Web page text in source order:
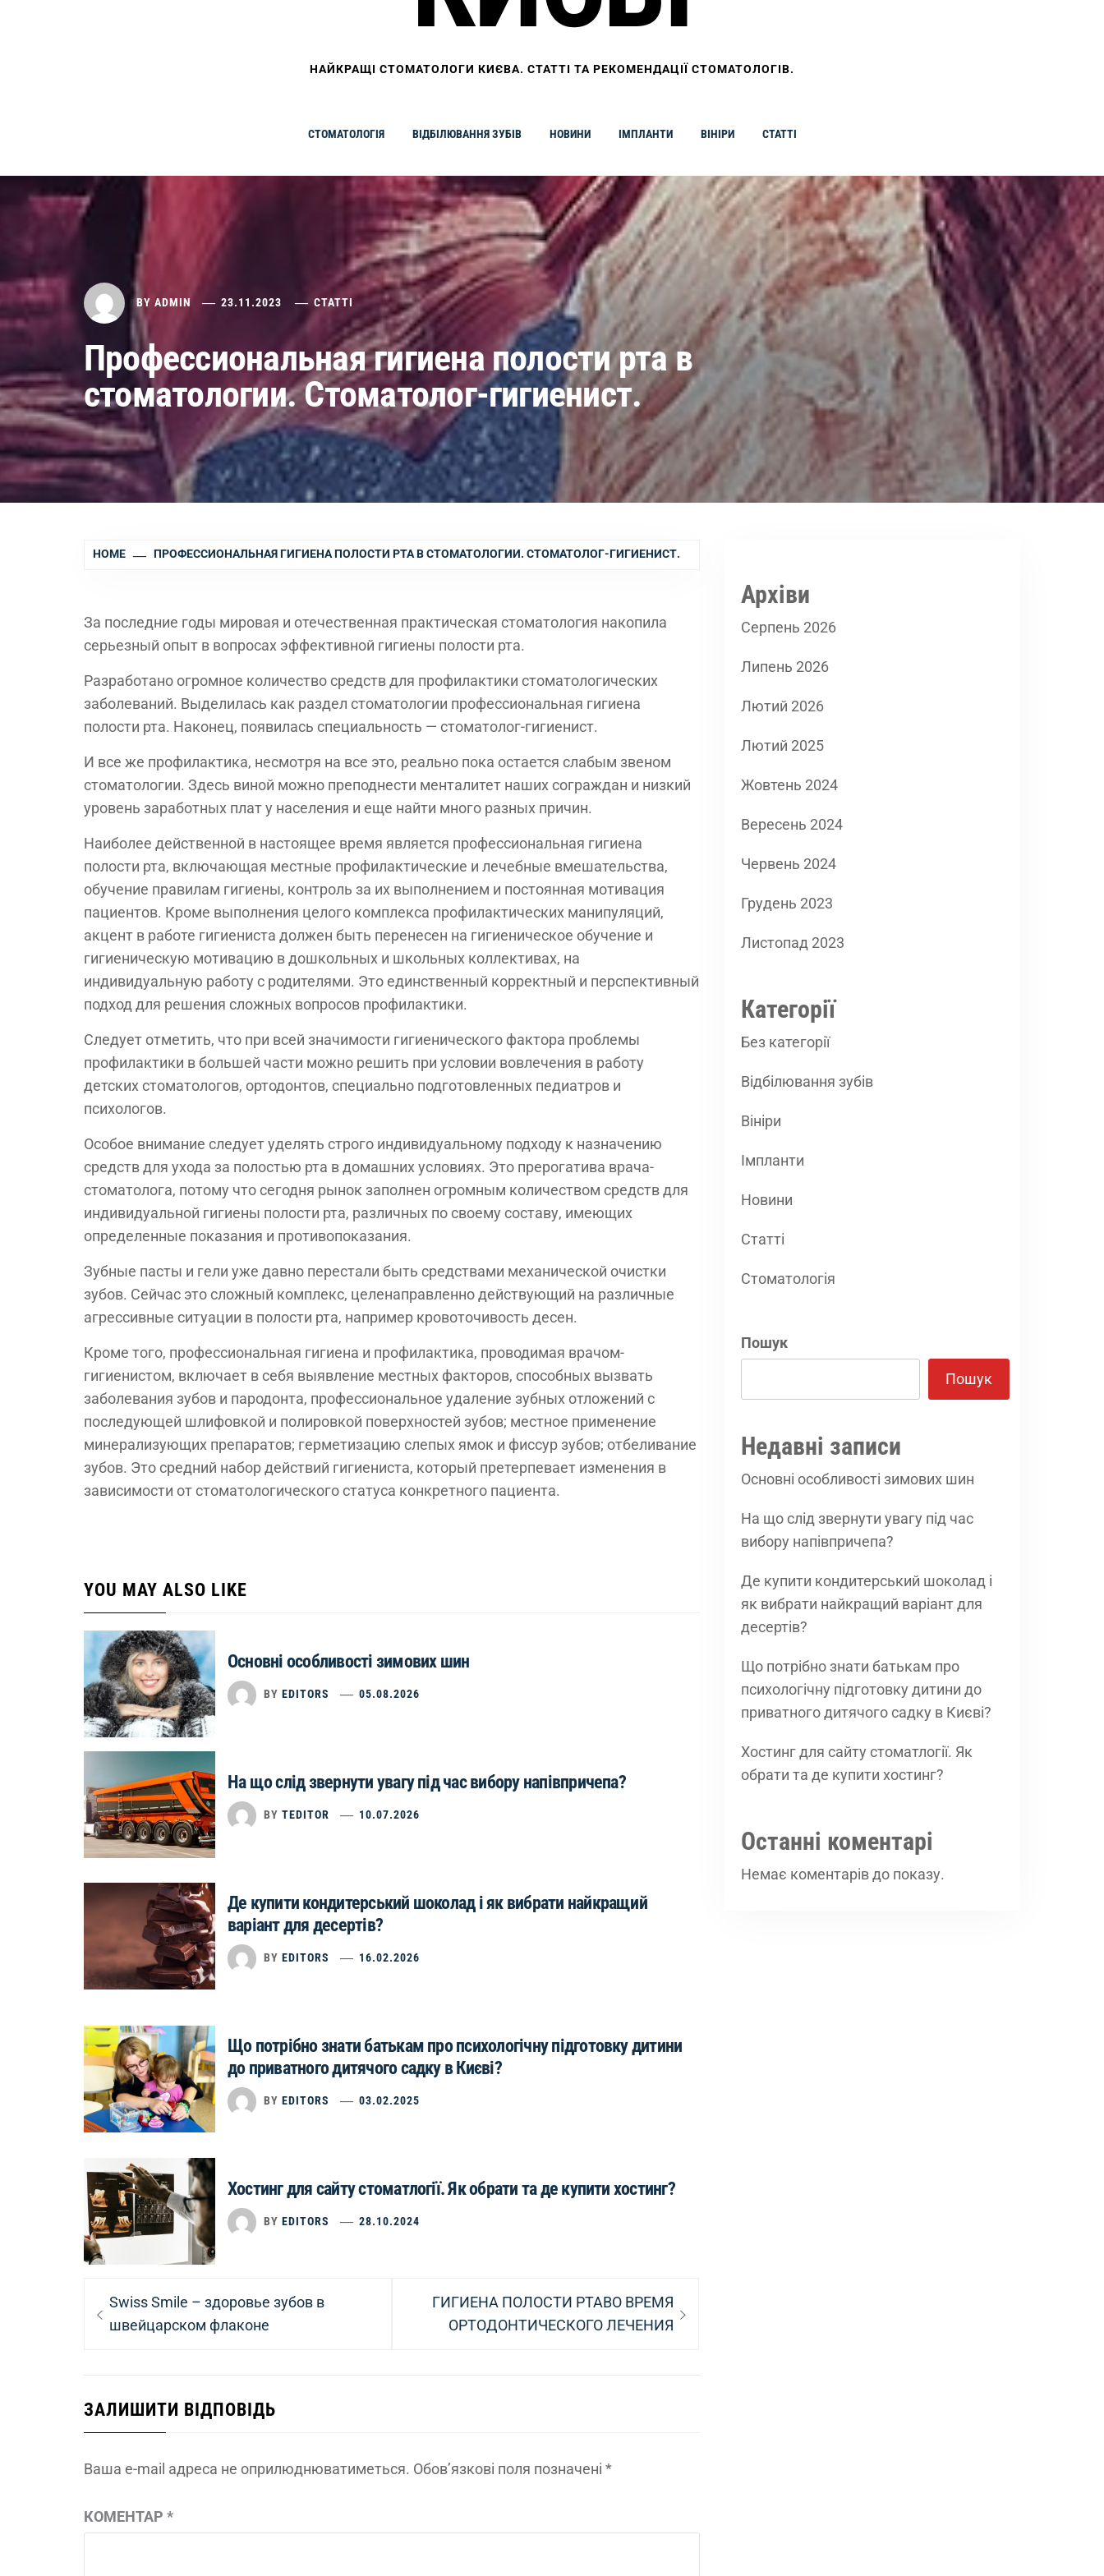
НАЙКРАЩІ СТОМАТОЛОГИ КИЄВА. СТАТТІ ТА РЕКОМЕНДАЦІЇ СТОМАТОЛОГІВ.
СТОМАТОЛОГІЯ ВІДБІЛЮВАННЯ ЗУБІВ НОВИНИ ІМПЛАНТИ ВІНІРИ СТАТТІ
BY ADMIN 23.11.2023 СТАТТІ
Профессиональная гигиена полости рта в
стоматологии. Стоматолог-гигиенист.
HOME ПРОФЕССИОНАЛЬНАЯ ГИГИЕНА ПОЛОСТИ РТА В СТОМАТОЛОГИИ. СТОМАТОЛОГ-ГИГИЕНИСТ.
За последние годы мировая и отечественная практическая стоматология накопила
серьезный опыт в вопросах эффективной гигиены полости рта.
Разработано огромное количество средств для профилактики стоматологических
заболеваний. Выделилась как раздел стоматологии профессиональная гигиена
полости рта. Наконец, появилась специальность — стоматолог-гигиенист.
И все же профилактика, несмотря на все это, реально пока остается слабым звеном
стоматологии. Здесь виной можно преподнести менталитет наших сограждан и низкий
уровень заработных плат у населения и еще найти много разных причин.
Наиболее действенной в настоящее время является профессиональная гигиена
полости рта, включающая местные профилактические и лечебные вмешательства,
обучение правилам гигиены, контроль за их выполнением и постоянная мотивация
пациентов. Кроме выполнения целого комплекса профилактических манипуляций,
акцент в работе гигиениста должен быть перенесен на гигиеническое обучение и
гигиеническую мотивацию в дошкольных и школьных коллективах, на
индивидуальную работу с родителями. Это единственный корректный и перспективный
подход для решения сложных вопросов профилактики.
Следует отметить, что при всей значимости гигиенического фактора проблемы
профилактики в большей части можно решить при условии вовлечения в работу
детских стоматологов, ортодонтов, специально подготовленных педиатров и
психологов.
Особое внимание следует уделять строго индивидуальному подходу к назначению
средств для ухода за полостью рта в домашних условиях. Это прерогатива врача-
стоматолога, потому что сегодня рынок заполнен огромным количеством средств для
индивидуальной гигиены полости рта, различных по своему составу, имеющих
определенные показания и противопоказания.
Зубные пасты и гели уже давно перестали быть средствами механической очистки
зубов. Сейчас это сложный комплекс, целенаправленно действующий на различные
агрессивные ситуации в полости рта, например кровоточивость десен.
Кроме того, профессиональная гигиена и профилактика, проводимая врачом-
гигиенистом, включает в себя выявление местных факторов, способных вызвать
заболевания зубов и пародонта, профессиональное удаление зубных отложений с
последующей шлифовкой и полировкой поверхностей зубов; местное применение
минерализующих препаратов; герметизацию слепых ямок и фиссур зубов; отбеливание
зубов. Это средний набор действий гигиениста, который претерпевает изменения в
зависимости от стоматологического статуса конкретного пациента.
YOU MAY ALSO LIKE
Основні особливості зимових шин
BY EDITORS 05.08.2026
На що слід звернути увагу під час вибору напівпричепа?
BY TEDITOR 10.07.2026
Де купити кондитерський шоколад і як вибрати найкращий
варіант для десертів?
BY EDITORS 16.02.2026
Що потрібно знати батькам про психологічну підготовку дитини
до приватного дитячого садку в Києві?
BY EDITORS 03.02.2025
Хостинг для сайту стоматлогії. Як обрати та де купити хостинг?
BY EDITORS 28.10.2024
Навігація
записів
Previous
post:
Swiss Smile – здоровье зубов в
швейцарском флаконе
Next
post:
ГИГИЕНА ПОЛОСТИ РТАВО ВРЕМЯ
ОРТОДОНТИЧЕСКОГО ЛЕЧЕНИЯ
ЗАЛИШИТИ ВІДПОВІДЬ
Ваша e-mail адреса не оприлюднюватиметься. Обов’язкові поля позначені *
КОМЕНТАР *
Архіви
Серпень 2026
Липень 2026
Лютий 2026
Лютий 2025
Жовтень 2024
Вересень 2024
Червень 2024
Грудень 2023
Листопад 2023
Категорії
Без категорії
Відбілювання зубів
Вініри
Імпланти
Новини
Статті
Стоматологія
Пошук
Пошук
Недавні записи
Основні особливості зимових шин
На що слід звернути увагу під час
вибору напівпричепа?
Де купити кондитерський шоколад і
як вибрати найкращий варіант для
десертів?
Що потрібно знати батькам про
психологічну підготовку дитини до
приватного дитячого садку в Києві?
Хостинг для сайту стоматлогії. Як
обрати та де купити хостинг?
Останні коментарі
Немає коментарів до показу.